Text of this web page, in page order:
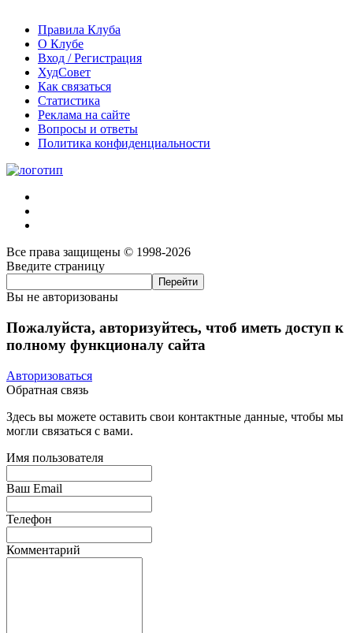
Правила Клуба
О Клубе
Вход / Регистрация
ХудСовет
Как связаться
Статистика
Реклама на сайте
Вопросы и ответы
Политика конфиденциальности
Все права защищены © 1998-2026
Введите страницу
Вы не авторизованы
Пожалуйста, авторизуйтесь, чтоб иметь доступ к
полному функционалу сайта
Авторизоваться
Обратная связь
Здесь вы можете оставить свои контактные данные, чтобы мы
могли связаться с вами.
Имя пользователя
Ваш Email
Телефон
Комментарий